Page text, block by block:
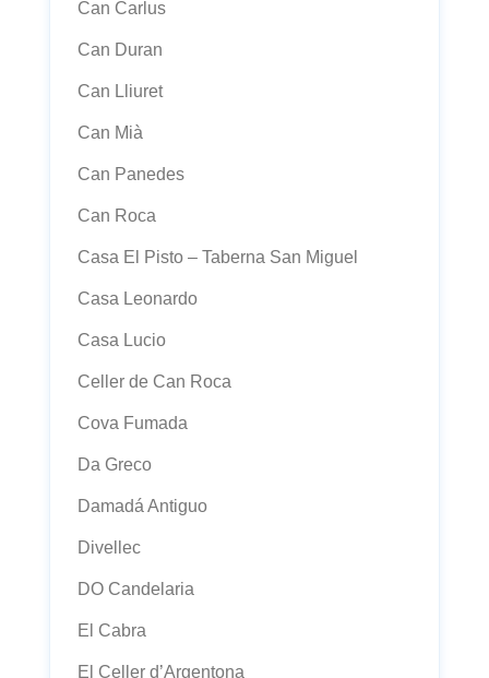
Can Carlus
Can Duran
Can Lliuret
Can Mià
Can Panedes
Can Roca
Casa El Pisto – Taberna San Miguel
Casa Leonardo
Casa Lucio
Celler de Can Roca
Cova Fumada
Da Greco
Damadá Antiguo
Divellec
DO Candelaria
El Cabra
El Celler d’Argentona